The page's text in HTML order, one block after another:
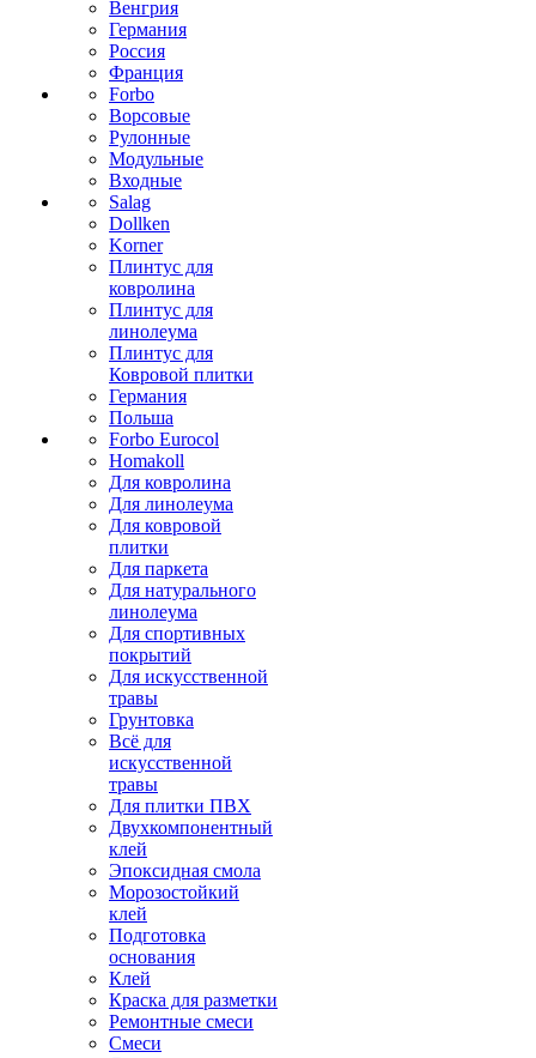
Венгрия
Германия
Россия
Франция
Forbo
Ворсовые
Рулонные
Модульные
Входные
Salag
Dollken
Korner
Плинтус для
ковролина
Плинтус для
линолеума
Плинтус для
Ковровой плитки
Германия
Польша
Forbo Eurocol
Homakoll
Для ковролина
Для линолеума
Для ковровой
плитки
Для паркета
Для натурального
линолеума
Для спортивных
покрытий
Для искусственной
травы
Грунтовка
Всё для
искусственной
травы
Для плитки ПВХ
Двухкомпонентный
клей
Эпоксидная смола
Морозостойкий
клей
Подготовка
основания
Клей
Краска для разметки
Ремонтные смеси
Смеси